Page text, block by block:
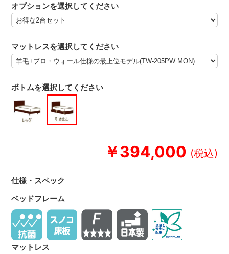
￥394,000
オプションを選択してください
マットレスを選択してください
ボトムを選択してください
仕様・スペック
ベッドフレーム
マットレス